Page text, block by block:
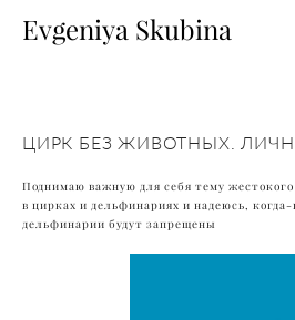
Evgeniya Skubina
ЦИРК БЕЗ ЖИВОТНЫХ.
Поднимаю важную для себя тему
в цирках и дельфинариях и надеюсь,
дельфинарии будут запрещены